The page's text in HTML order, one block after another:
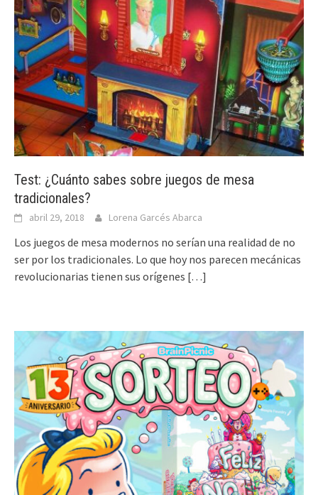
Test: ¿Cuánto sabes sobre juegos de mesa
tradicionales?
abril 29, 2018 Lorena Garcés Abarca
Los juegos de mesa modernos no serían una realidad de no
ser por los tradicionales. Lo que hoy nos parecen mecánicas
revolucionarias tienen sus orígenes […]